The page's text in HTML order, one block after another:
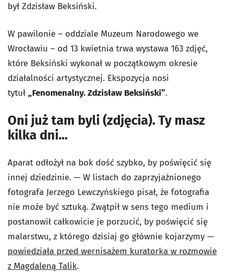
był Zdzisław Beksiński.
W pawilonie – oddziale Muzeum Narodowego we
Wrocławiu – od 13 kwietnia trwa wystawa 163 zdjęć,
które Beksiński wykonał w początkowym okresie
działalności artystycznej. Ekspozycja nosi
tytuł„Fenomenalny. Zdzisław Beksiński”.
Oni już tam byli (zdjęcia). Ty masz
kilka dni...
Aparat odłożył na bok dość szybko, by poświęcić się
innej dziedzinie. — W listach do zaprzyjaźnionego
fotografa Jerzego Lewczyńskiego pisał, że fotografia
nie może być sztuką. Zwątpił w sens tego medium i
postanowił całkowicie je porzucić, by poświęcić się
malarstwu, z którego dzisiaj go głównie kojarzymy —
powiedziała przed wernisażem kuratorka w rozmowie
z Magdaleną Talik.